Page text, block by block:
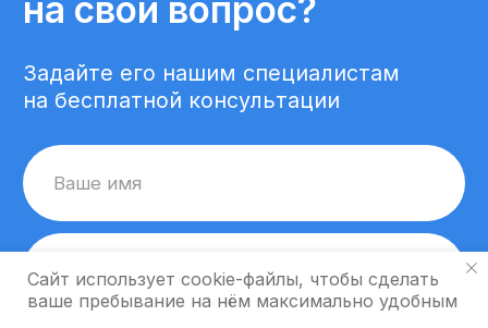
Сайт использует cookie-файлы, чтобы сделать
ваше пребывание на нём максимально удобным